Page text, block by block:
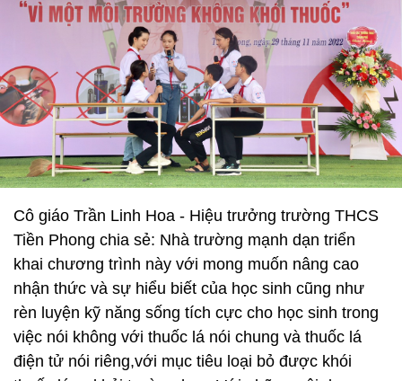
Cô giáo Trần Linh Hoa - Hiệu trưởng trường THCS
Tiền Phong chia sẻ: Nhà trường mạnh dạn triển
khai chương trình này với mong muốn nâng cao
nhận thức và sự hiểu biết của học sinh cũng như
rèn luyện kỹ năng sống tích cực cho học sinh trong
việc nói không với thuốc lá nói chung và thuốc lá
điện tử nói riêng,với mục tiêu loại bỏ được khói